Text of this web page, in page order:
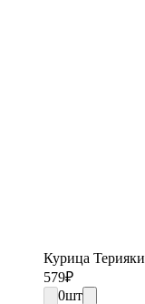
Курица Терияки
579₽
0шт